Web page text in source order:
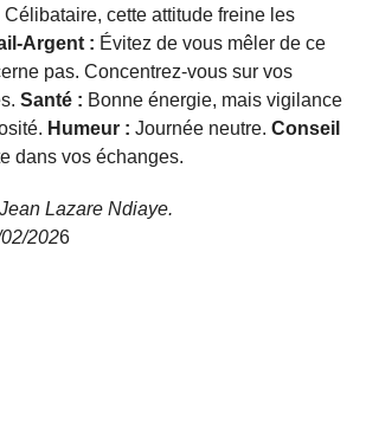
cette attitude freine les
Argent : Évitez de vous mêler de ce
pas. Concentrez-vous sur vos
Santé : Bonne énergie, mais vigilance
Humeur : Journée neutre. Conseil
dans vos échanges.
Lazare Ndiaye.
2026